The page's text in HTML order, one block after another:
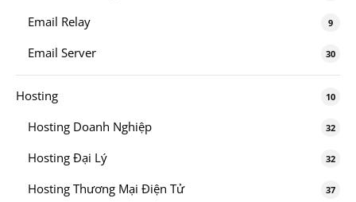
Email Relay 9
Email Server 30
Hosting 10
Hosting Doanh Nghiệp 32
Hosting Đại Lý 32
Hosting Thương Mại Điện Tử 37